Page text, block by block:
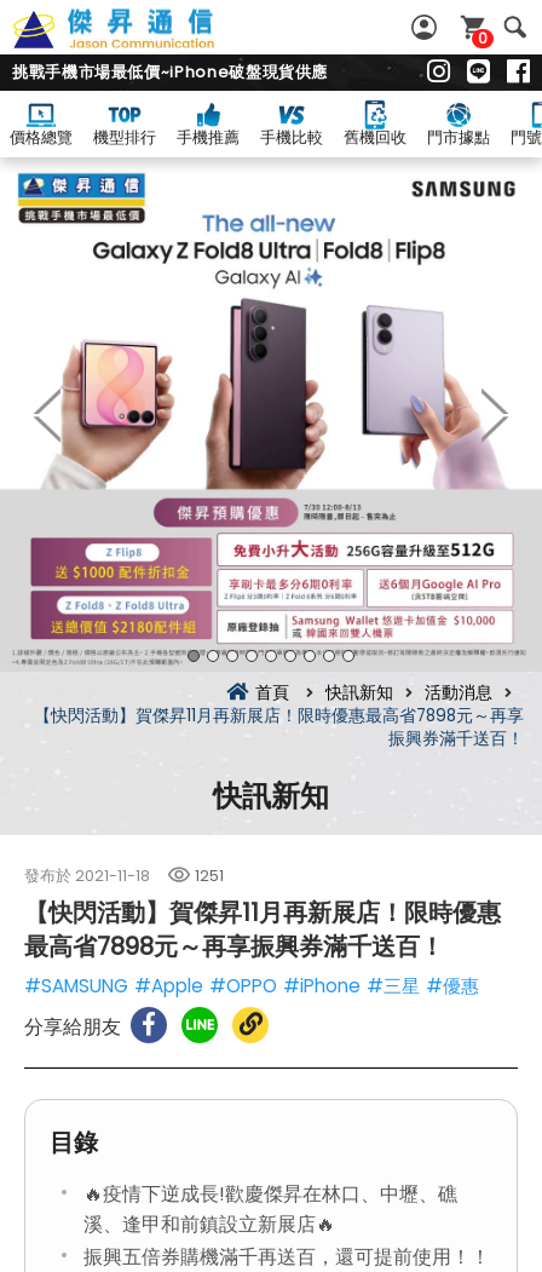
0
挑戰手機市場最低價~iPhone破盤現貨供應
價格總覽 機型排行 手機推薦 手機比較 舊機回收 門市據點 門
首頁 快訊新知
活動消息
【快閃活動】賀傑昇11月再新展店！限時優惠最高省7898元～再享
振興券滿千送百！
快訊新知
發布於 2021-11-18 1251
【快閃活動】賀傑昇11月再新展店！限時優惠
最高省7898元～再享振興券滿千送百！
#SAMSUNG #Apple #OPPO #iPhone #三星 #優惠
分享給朋友
目錄
🔥疫情下逆成長!歡慶傑昇在林口、中壢、礁
溪、逢甲和前鎮設立新展店🔥
振興五倍券購機滿千再送百，還可提前使用！！